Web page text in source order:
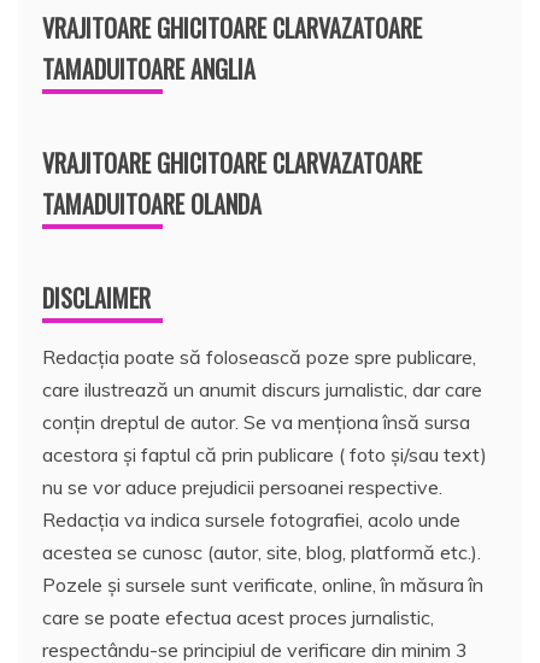
VRAJITOARE GHICITOARE CLARVAZATOARE
TAMADUITOARE ANGLIA
VRAJITOARE GHICITOARE CLARVAZATOARE
TAMADUITOARE OLANDA
DISCLAIMER
Redacția poate să folosească poze spre publicare,
care ilustrează un anumit discurs jurnalistic, dar care
conțin dreptul de autor. Se va menționa însă sursa
acestora și faptul că prin publicare ( foto și/sau text)
nu se vor aduce prejudicii persoanei respective.
Redacția va indica sursele fotografiei, acolo unde
acestea se cunosc (autor, site, blog, platformă etc.).
Pozele și sursele sunt verificate, online, în măsura în
care se poate efectua acest proces jurnalistic,
respectându-se principiul de verificare din minim 3